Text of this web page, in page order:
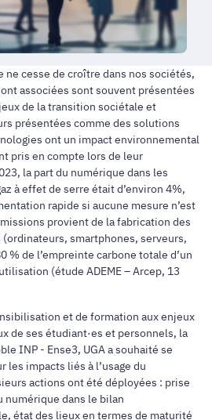
ne cesse de croître dans nos sociétés,
associées sont souvent présentées
de la transition sociétale et
présentées comme des solutions
ont un impact environnemental
pris en compte lors de leur
la part du numérique dans les
à effet de serre était d’environ 4%,
rapide si aucune mesure n’est
provient de la fabrication des
smartphones, serveurs,
% de l’empreinte carbone totale d’un
(étude ADEME – Arcep, 13
et de formation aux enjeux
de ses étudiant·es et personnels, la
INP - Ense3, UGA a souhaité se
les impacts liés à l’usage du
actions ont été déployées : prise
numérique dans le bilan
état des lieux en termes de maturité